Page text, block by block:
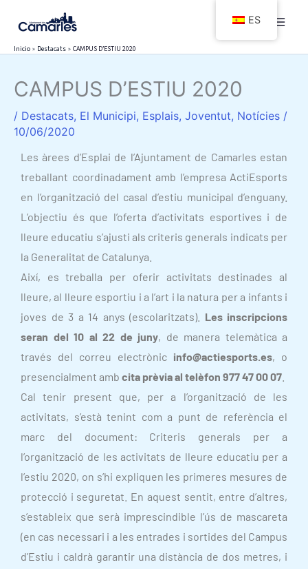
contenido
Inicio Destacats CAMPUS D’ESTIU 2020
CAMPUS D’ESTIU 2020
/ Destacats, El Municipi, Esplais, Joventut, Notícies /
10/06/2020
Les àrees d’Esplai de l’Ajuntament de Camarles estan
treballant coordinadament amb l’empresa ActiEsports
en l’organització del casal d’estiu municipal d’enguany.
L’objectiu és que l’oferta d’activitats esportives i de
lleure educatiu s’ajusti als criteris generals indicats per
la Generalitat de Catalunya.
Així, es treballa per oferir activitats destinades al
lleure, al lleure esportiu i a l’art i la natura per a infants i
joves de 3 a 14 anys (escolaritzats). Les inscripcions
seran del 10 al 22 de juny, de manera telemàtica a
través del correu electrònic info@actiesports.es, o
presencialment amb cita prèvia al telèfon 977 47 00 07
Cal tenir present que, per a l’organització de les
activitats, s’està tenint com a punt de referència el
marc del document: Criteris generals per a
l’organització de les activitats de lleure educatiu per a
l’estiu 2020, on s’hi expliquen les primeres mesures de
protecció i seguretat. En aquest sentit, entre d’altres,
s’estableix que serà imprescindible l’ús de mascareta
(en cas necessari i a les entrades i sortides del Campus
d’Estiu i caldrà garantir una distància de dos metres, i
ES